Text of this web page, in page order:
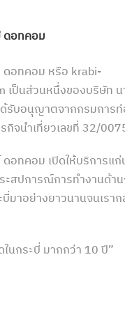
ดอทคอม
ดอทคอม หรือ krabi-
เป็นส่วนหนึ่งของบริษัท
รับอนุญาตจากกรมการท่
จนำเที่ยวเลขที่ 32/
อทคอม เปิดให้บริการแ
ะสปการณ์การทำงานด้า
มาอย่างยาวนานจนเราก
นกระบี่ มากกว่า 10 ปี”